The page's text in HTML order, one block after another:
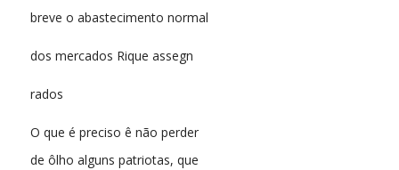
breve o abastecimento normal
dos mercados Rique assegn
rados
O que é preciso ê não perder
de ôlho alguns patriotas, que